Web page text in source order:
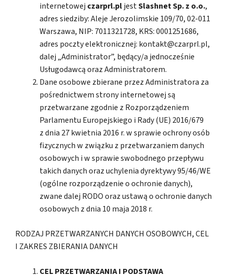
internetowej czarprl.pljestSlashnet Sp. z o.o.,
adres siedziby: Aleje Jerozolimskie 109/70, 02-011
Warszawa, NIP: 7011321728, KRS: 0001251686,
adres poczty elektronicznej: kontakt@czarprl.pl,
dalej „Administrator”, będący/a jednocześnie
Usługodawcą oraz Administratorem.
Dane osobowe zbierane przez Administratora za
pośrednictwem strony internetowej są
przetwarzane zgodnie z Rozporządzeniem
Parlamentu Europejskiego i Rady (UE) 2016/679
z dnia 27 kwietnia 2016 r. w sprawie ochrony osób
fizycznych w związku z przetwarzaniem danych
osobowych i w sprawie swobodnego przepływu
takich danych oraz uchylenia dyrektywy 95/46/WE
(ogólne rozporządzenie o ochronie danych),
zwane dalej RODO oraz ustawą o ochronie danych
osobowych z dnia 10 maja 2018 r.
RODZAJ PRZETWARZANYCH DANYCH OSOBOWYCH, CEL
I ZAKRES ZBIERANIA DANYCH
CEL PRZETWARZANIA I PODSTAWA